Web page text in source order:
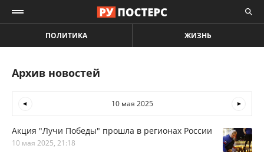
ПОЛИТИКА ЖИЗНЬ
Архив новостей
10 мая 2025
Акция "Лучи Победы" прошла в регионах России
10 мая 2025, 21:18